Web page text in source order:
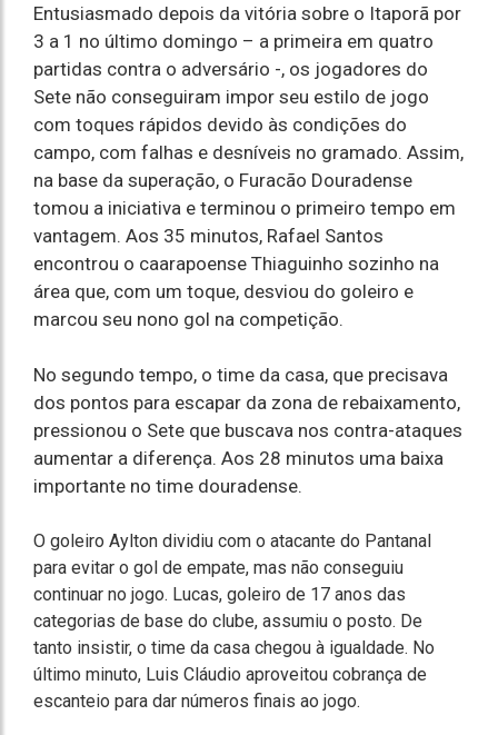
Entusiasmado depois da vitória sobre o Itaporã por
3 a 1 no último domingo – a primeira em quatro
partidas contra o adversário -, os jogadores do
Sete não conseguiram impor seu estilo de jogo
com toques rápidos devido às condições do
campo, com falhas e desníveis no gramado. Assim,
na base da superação, o Furacão Douradense
tomou a iniciativa e terminou o primeiro tempo em
vantagem. Aos 35 minutos, Rafael Santos
encontrou o caarapoense Thiaguinho sozinho na
área que, com um toque, desviou do goleiro e
marcou seu nono gol na competição.
No segundo tempo, o time da casa, que precisava
dos pontos para escapar da zona de rebaixamento,
pressionou o Sete que buscava nos contra-ataques
aumentar a diferença. Aos 28 minutos uma baixa
importante no time douradense.
O goleiro Aylton dividiu com o atacante do Pantanal
para evitar o gol de empate, mas não conseguiu
continuar no jogo. Lucas, goleiro de 17 anos das
categorias de base do clube, assumiu o posto. De
tanto insistir, o time da casa chegou à igualdade. No
último minuto, Luis Cláudio aproveitou cobrança de
escanteio para dar números finais ao jogo.